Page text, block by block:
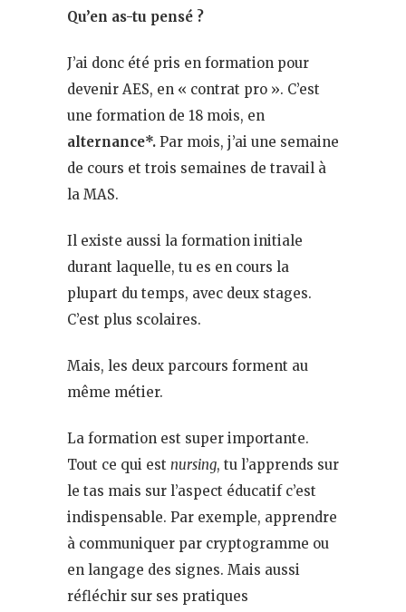
Qu’en as-tu pensé ?
J’ai donc été pris en formation pour
devenir AES, en « contrat pro ». C’est
une formation de 18 mois, en
alternance*. Par mois, j’ai une semaine
de cours et trois semaines de travail à
la MAS.
Il existe aussi la formation initiale
durant laquelle, tu es en cours la
plupart du temps, avec deux stages.
C’est plus scolaires.
Mais, les deux parcours forment au
même métier.
La formation est super importante.
Tout ce qui est nursing, tu l’apprends sur
le tas mais sur l’aspect éducatif c’est
indispensable. Par exemple, apprendre
à communiquer par cryptogramme ou
en langage des signes. Mais aussi
réfléchir sur ses pratiques